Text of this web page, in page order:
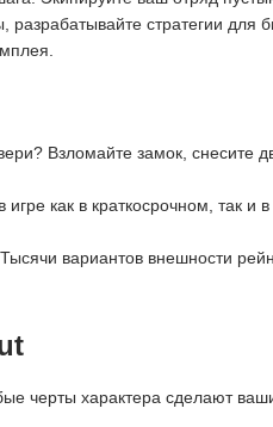
стратегии для
Взломайте замок, снесите
как в краткосрочном, так и
вариантов внешности
черты характера сделают